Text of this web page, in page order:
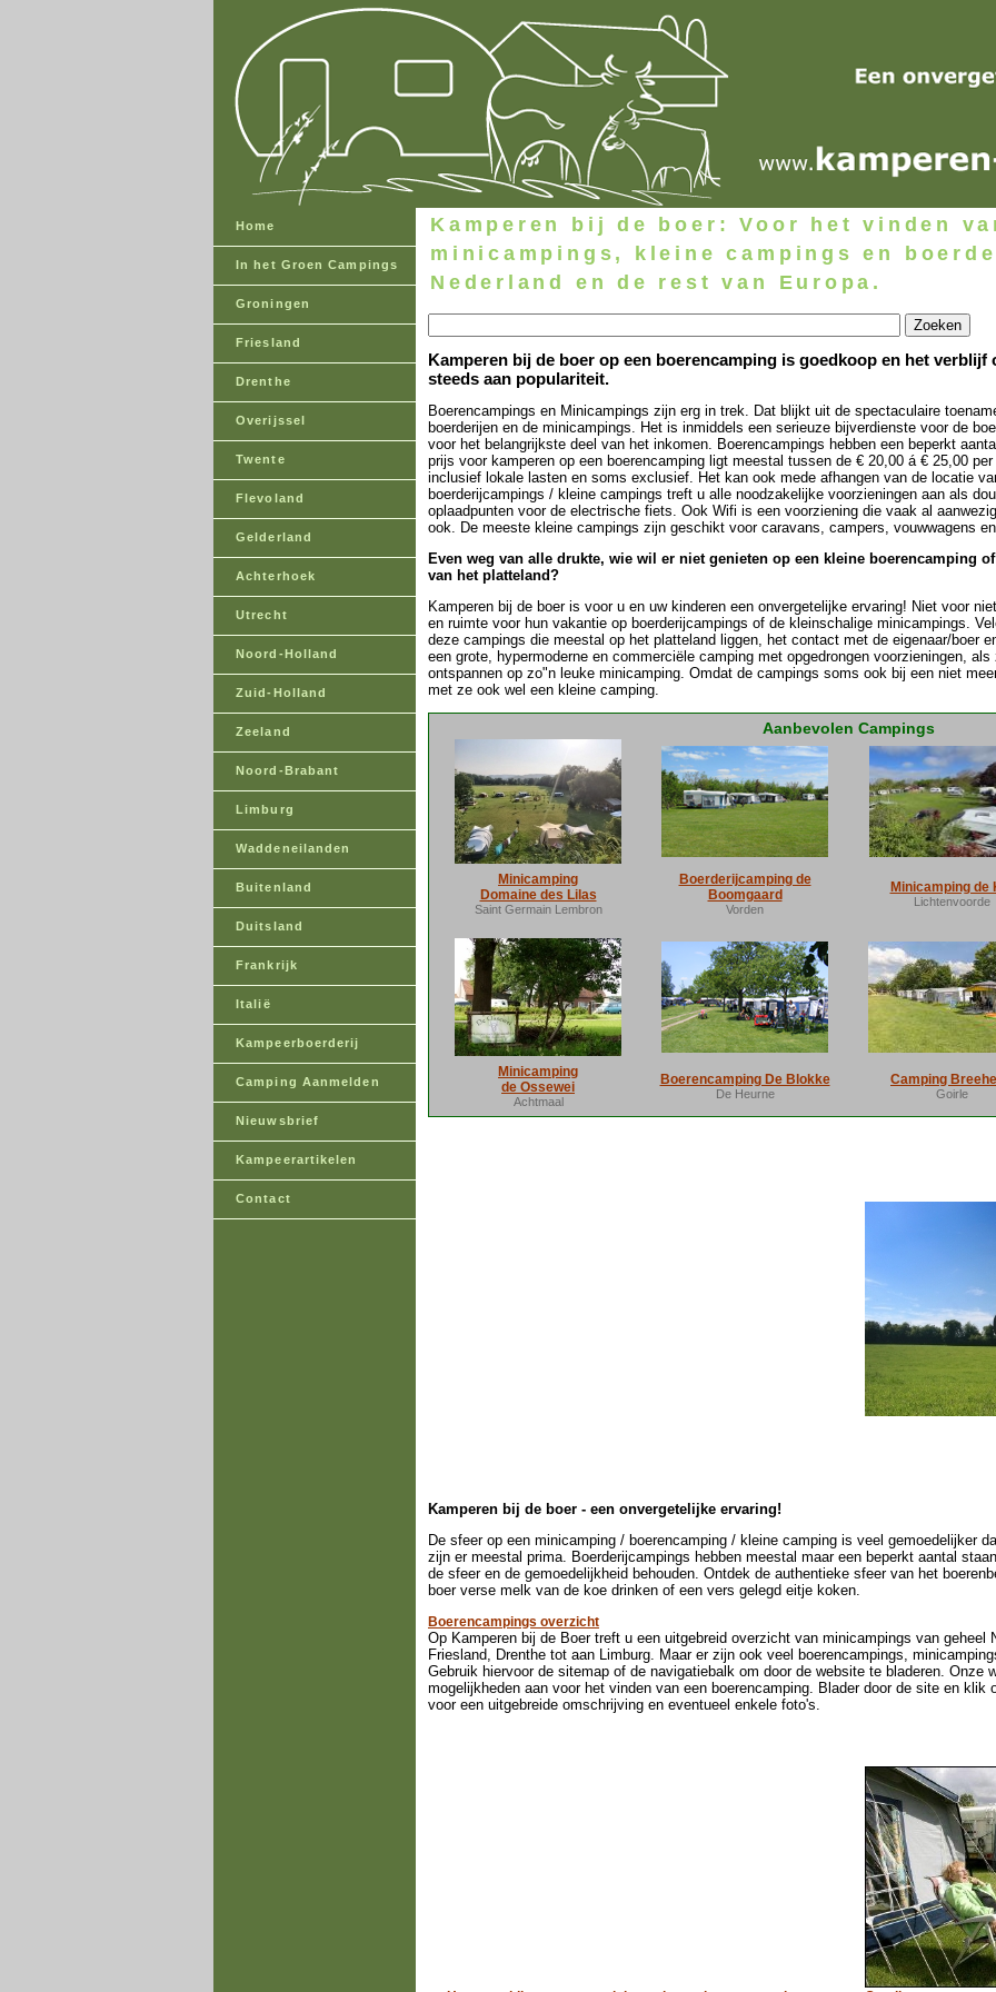
Home
In het Groen Campings
Groningen
Friesland
Drenthe
Overijssel
Twente
Flevoland
Gelderland
Achterhoek
Utrecht
Noord-Holland
Zuid-Holland
Zeeland
Noord-Brabant
Limburg
Waddeneilanden
Buitenland
Duitsland
Frankrijk
Italië
Kampeerboerderij
Camping Aanmelden
Nieuwsbrief
Kampeerartikelen
Contact
Kamperen bij de boer: Voor het vinden
minicampings, kleine campings en
Nederland en de rest van Europa.
Kamperen bij de boer op een boerencamping is goedkoop en het
steeds aan populariteit.
Boerencampings en Minicampings zijn erg in trek. Dat blijkt uit de spectaculaire
boerderijen en de minicampings. Het is inmiddels een serieuze bijverdienste voor de
voor het belangrijkste deel van het inkomen. Boerencampings hebben een beperkt
prijs voor kamperen op een boerencamping ligt meestal tussen de € 20,00 á € 25,00
inclusief lokale lasten en soms exclusief. Het kan ook mede afhangen van de locatie
boerderijcampings / kleine campings treft u alle noodzakelijke voorzieningen aan als
oplaadpunten voor de electrische fiets. Ook Wifi is een voorziening die vaak al
ook. De meeste kleine campings zijn geschikt voor caravans, campers, vouwwagens
Even weg van alle drukte, wie wil er niet genieten op een kleine boerencamping
van het platteland?
Kamperen bij de boer is voor u en uw kinderen een onvergetelijke ervaring! Niet voor
en ruimte voor hun vakantie op boerderijcampings of de kleinschalige minicampings.
deze campings die meestal op het platteland liggen, het contact met de eigenaar/boer
een grote, hypermoderne en commerciële camping met opgedrongen voorzieningen,
ontspannen op zo"n leuke minicamping. Omdat de campings soms ook bij een niet
met ze ook wel een kleine camping.
Aanbevolen Campings
Minicamping
Domaine des Lilas
Saint Germain Lembron
Boerderijcamping de
Boomgaard
Vorden
Minicamping de
Lichtenvoorde
Minicamping
de Ossewei
Achtmaal
Boerencamping De Blokke
De Heurne
Camping
Goirle
Kamperen bij de boer - een onvergetelijke ervaring!
De sfeer op een minicamping / boerencamping / kleine camping is veel gemoedelijker
zijn er meestal prima. Boerderijcampings hebben meestal maar een beperkt aantal
de sfeer en de gemoedelijkheid behouden. Ontdek de authentieke sfeer van het
boer verse melk van de koe drinken of een vers gelegd eitje koken.
Boerencampings overzicht
Op Kamperen bij de Boer treft u een uitgebreid overzicht van minicampings van geheel
Friesland, Drenthe tot aan Limburg. Maar er zijn ook veel boerencampings,
Gebruik hiervoor de sitemap of de navigatiebalk om door de website te bladeren. Onze
mogelijkheden aan voor het vinden van een boerencamping. Blader door de site en klik
voor een uitgebreide omschrijving en eventueel enkele foto's.